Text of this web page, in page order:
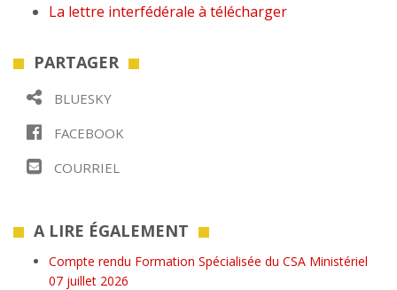
La lettre interfédérale à télécharger
PARTAGER
BLUESKY
FACEBOOK
COURRIEL
A LIRE ÉGALEMENT
Compte rendu Formation Spécialisée du CSA Ministériel
07 juillet 2026